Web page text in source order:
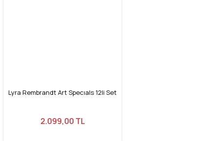
Lyra Rembrandt Art Specıals 12li Set
2.099,00 TL